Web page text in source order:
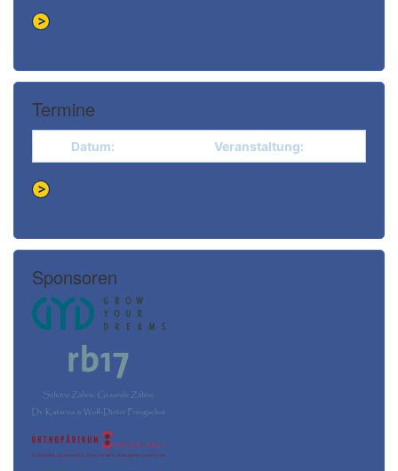
Termine
Datum: Veranstaltung:
Sponsoren